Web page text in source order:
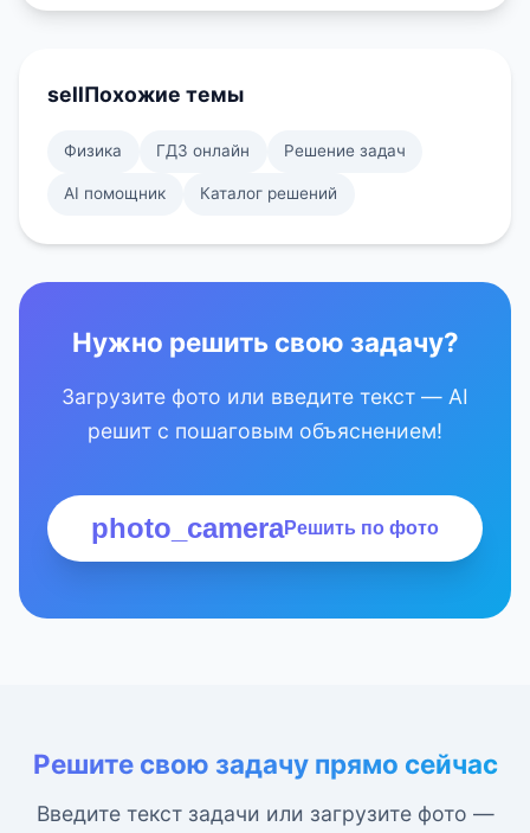
sellПохожие темы
Физика ГДЗ онлайн Решение задач
AI помощник Каталог решений
Нужно решить свою задачу?
Загрузите фото или введите текст — AI
решит с пошаговым объяснением!
photo_cameraРешить по фото
Решите свою задачу прямо сейчас
Введите текст задачи или загрузите фото —